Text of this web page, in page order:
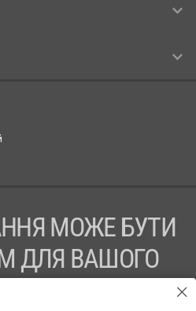
МОЖЕ БУТИ
ДЛЯ ВАШОГО